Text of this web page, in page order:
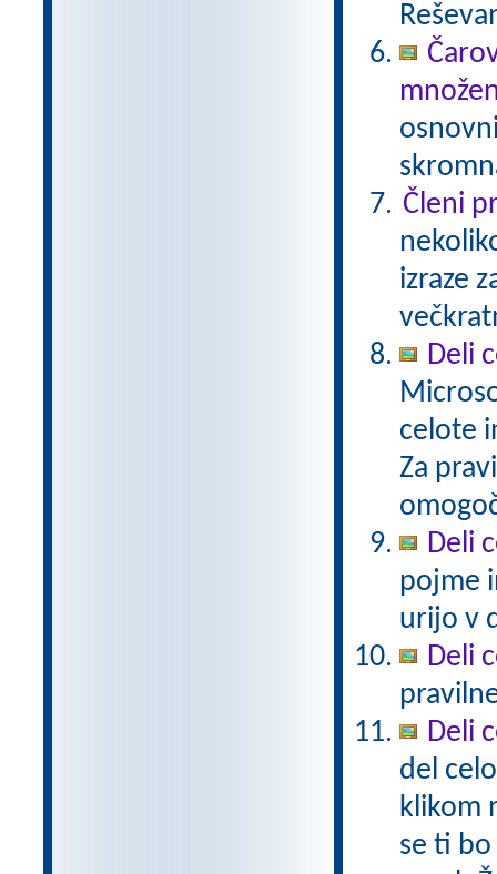
Členi
izraze
Deli
celote
Za
Deli
pojme
urijo v
Deli
Deli
del
klikom
se ti